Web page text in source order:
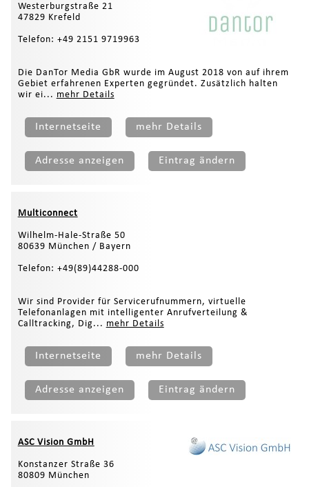
Westerburgstraße 21
47829 Krefeld
Telefon: +49 2151 9719963
Die DanTor Media GbR wurde im August 2018 von auf ihrem
Gebiet erfahrenen Experten gegründet. Zusätzlich halten
wir ei... mehr Details
Internetseite mehr Details
Adresse anzeigen Eintrag ändern
Multiconnect
Wilhelm-Hale-Straße 50
80639 München / Bayern
Telefon: +49(89)44288-000
Wir sind Provider für Servicerufnummern, virtuelle
Telefonanlagen mit intelligenter Anrufverteilung &
Calltracking, Dig... mehr Details
Internetseite mehr Details
Adresse anzeigen Eintrag ändern
ASC Vision GmbH
Konstanzer Straße 36
80809 München